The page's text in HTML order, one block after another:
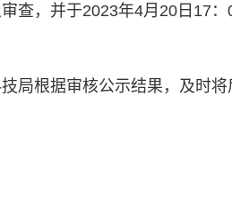
查，并于2023年4月20日17
局根据审核公示结果，及时